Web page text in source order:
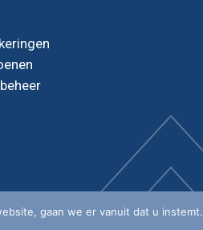
gaan we er vanuit dat u instemt.